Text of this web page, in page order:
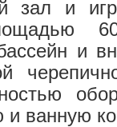
зал и
и
и ванную